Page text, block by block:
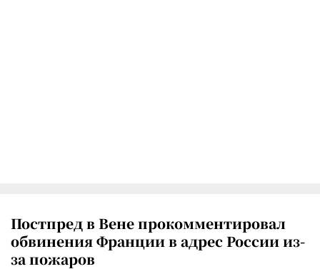
Постпред в Вене прокомментировал
обвинения Франции в адрес России из-
за пожаров